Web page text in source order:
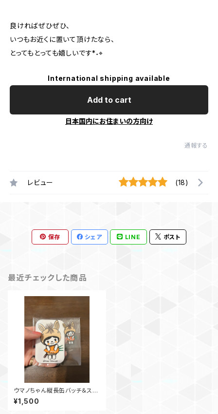
良ければぜひぜひ、
いつもお近くに置いて頂けたなら、
とってもとっても嬉しいです*˖⌖
International shipping available
Add to cart
日本国内にお住まいの方向け
通報する
レビュー (18)
保存 シェア LINE ポスト
最近チェックした商品
ウマノちゃん縦長缶バッチ＆ステ
ッカーセット
¥1,500